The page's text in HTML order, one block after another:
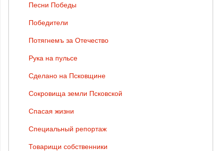
Песни Победы
Победители
Потягнемъ за Отечество
Рука на пульсе
Сделано на Псковщине
Сокровища земли Псковской
Спасая жизни
Специальный репортаж
Товарищи собственники